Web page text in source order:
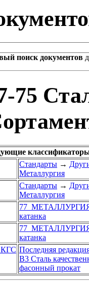
поиск документов
Стандарты →
Металлургия
Стандарты →
Металлургия
77
катанка
77
катанка
КГС Последняя
В3 Сталь
фасонный прокат